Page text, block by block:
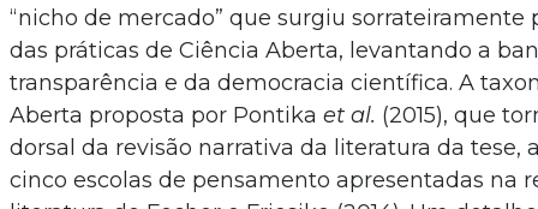
“nicho de mercado” que surgiu sorrateiramente
das práticas de Ciência Aberta, levantando a
transparência e da democracia científica. A
Aberta proposta por Pontika et al. (2015), que
dorsal da revisão narrativa da literatura da tese,
cinco escolas de pensamento apresentadas na